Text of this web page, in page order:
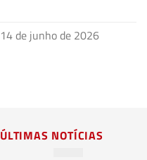
14 de junho de 2026
ÚLTIMAS NOTÍCIAS